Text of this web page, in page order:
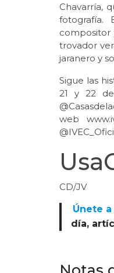
Chavarría,
fotografía.
compositor
trovador
jaranero y
Sigue las
21 y 22
web
CD/JV
Únete
día,